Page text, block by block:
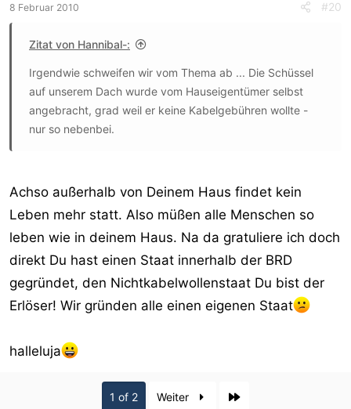
8 Februar 2010 #20
Zitat von Hannibal-:
Irgendwie schweifen wir vom Thema ab ... Die Schüssel
auf unserem Dach wurde vom Hauseigentümer selbst
angebracht, grad weil er keine Kabelgebühren wollte -
nur so nebenbei.
Achso außerhalb von Deinem Haus findet kein
Leben mehr statt. Also müßen alle Menschen so
leben wie in deinem Haus. Na da gratuliere ich doch
direkt Du hast einen Staat innerhalb der BRD
gegründet, den Nichtkabelwollenstaat Du bist der
Erlöser! Wir gründen alle einen eigenen Staat
halleluja
1 of 2 Weiter